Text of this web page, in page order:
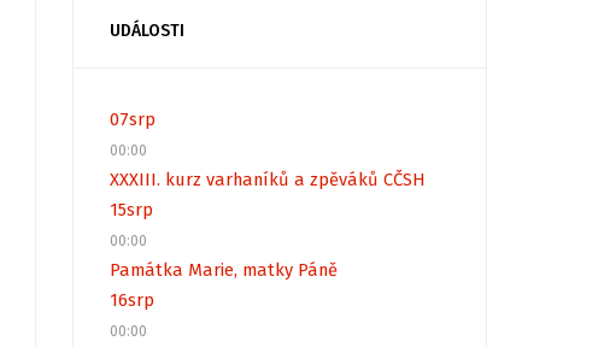
UDÁLOSTI
07srp
00:00
XXXIII. kurz varhaníků a zpěváků CČSH
15srp
00:00
Památka Marie, matky Páně
16srp
00:00